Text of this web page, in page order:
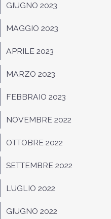
GIUGNO 2023
MAGGIO 2023
APRILE 2023
MARZO 2023
FEBBRAIO 2023
NOVEMBRE 2022
OTTOBRE 2022
SETTEMBRE 2022
LUGLIO 2022
GIUGNO 2022